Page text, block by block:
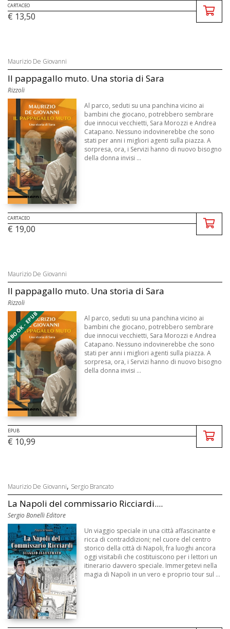
CARTACEO
€ 13,50
Maurizio De Giovanni
Il pappagallo muto. Una storia di Sara
Rizzoli
Al parco, seduti su una panchina vicino ai
bambini che giocano, potrebbero sembrare
due innocui vecchietti, Sara Morozzi e Andrea
Catapano. Nessuno indovinerebbe che sono
stati per anni i migliori agenti sulla piazza. A
sorpresa, ora, i Servizi hanno di nuovo bisogno
della donna invisi ...
CARTACEO
€ 19,00
Maurizio De Giovanni
Il pappagallo muto. Una storia di Sara
Rizzoli
EBOOK - EPUB
Al parco, seduti su una panchina vicino ai
bambini che giocano, potrebbero sembrare
due innocui vecchietti, Sara Morozzi e Andrea
Catapano. Nessuno indovinerebbe che sono
stati per anni i migliori agenti sulla piazza. A
sorpresa, ora, i Servizi hanno di nuovo bisogno
della donna invisi ...
EPUB
€ 10,99
Maurizio De Giovanni, Sergio Brancato
La Napoli del commissario Ricciardi....
Sergio Bonelli Editore
Un viaggio speciale in una città affascinante e
ricca di contraddizioni; nel cuore del centro
storico della città di Napoli, fra luoghi ancora
oggi visitabili che costituiscono per i lettori un
itinerario davvero speciale. Immergetevi nella
magia di Napoli in un vero e proprio tour sul ...